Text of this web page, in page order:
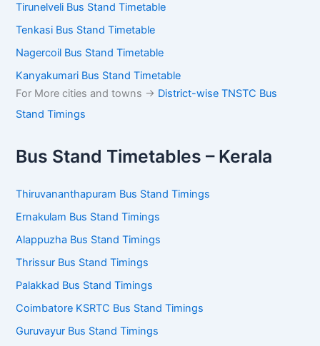
Tirunelveli Bus Stand Timetable
Tenkasi Bus Stand Timetable
Nagercoil Bus Stand Timetable
Kanyakumari Bus Stand Timetable
For More cities and towns -> District-wise TNSTC Bus
Stand Timings
Bus Stand Timetables – Kerala
Thiruvananthapuram Bus Stand Timings
Ernakulam Bus Stand Timings
Alappuzha Bus Stand Timings
Thrissur Bus Stand Timings
Palakkad Bus Stand Timings
Coimbatore KSRTC Bus Stand Timings
Guruvayur Bus Stand Timings